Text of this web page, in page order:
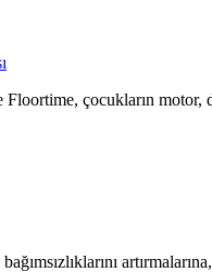
çocukların